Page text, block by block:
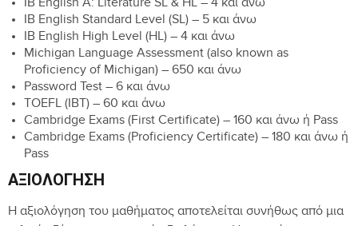
IB English A: Literature SL & HL – 4 και άνω
IB English Standard Level (SL) – 5 και άνω
IB English High Level (HL) – 4 και άνω
Michigan Language Assessment (also known as
Proficiency of Michigan) – 650 και άνω
Password Test – 6 και άνω
TOEFL (IBT) – 60 και άνω
Cambridge Exams (First Certificate) – 160 και άνω ή Pass
Cambridge Exams (Proficiency Certificate) – 180 και άνω ή
Pass
ΑΞΙΟΛΌΓΗΣΗ
Η αξιολόγηση του μαθήματος αποτελείται συνήθως από μια